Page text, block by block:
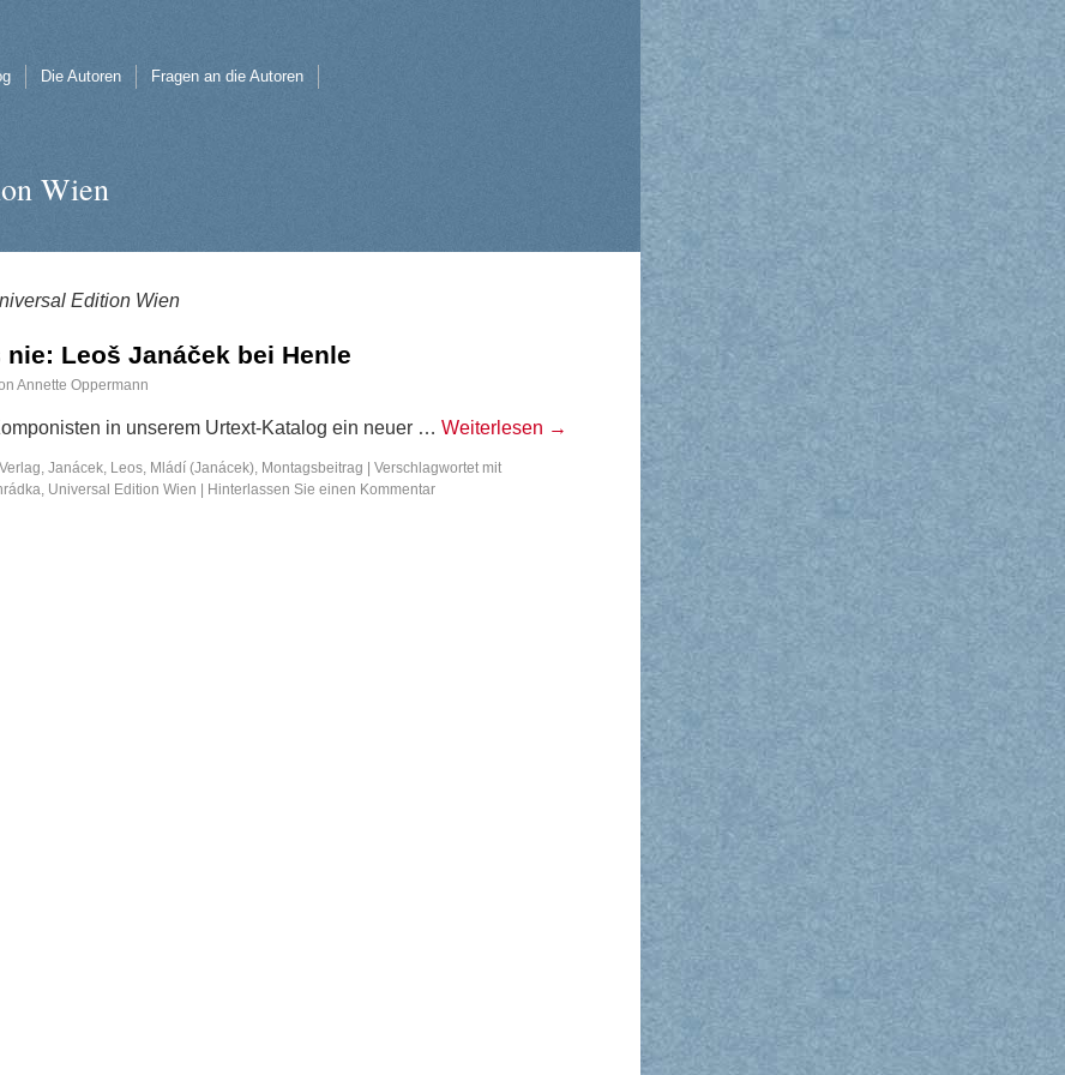
Die Autoren Fragen an die Autoren
Wien
Edition Wien
Leoš Janáček bei Henle
Annette Oppermann
in unserem Urtext-Katalog ein neuer … Weiterlesen →
, Janácek, Leos, Mládí (Janácek), Montagsbeitrag
Verschlagwortet mit
, Universal Edition Wien Hinterlassen Sie einen Kommentar